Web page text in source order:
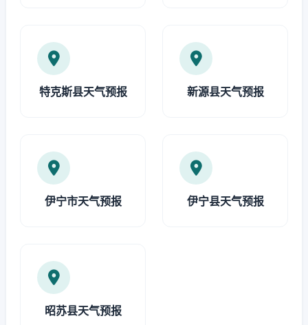
特克斯县天气预报 新源县天气预报
伊宁市天气预报 伊宁县天气预报
昭苏县天气预报